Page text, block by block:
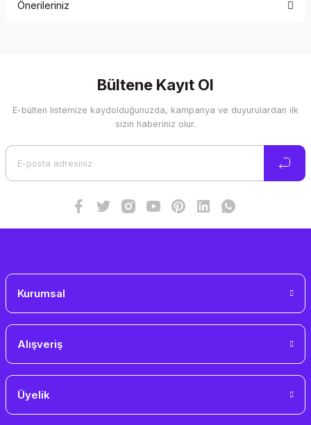
Önerileriniz
Görüş ve önerileriniz için teşekkür ederiz.
Ürün resmi kalitesiz, bozuk veya görüntülenemiyor.
Bültene Kayıt Ol
E-bülten listemize kaydolduğunuzda, kampanya ve duyurulardan ilk
sizin haberiniz olur.
Kurumsal
Alışveriş
Üyelik